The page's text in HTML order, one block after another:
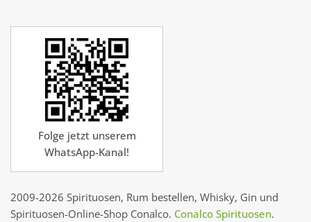
Folge jetzt unserem
WhatsApp-Kanal!
2009-2026 Spirituosen, Rum bestellen, Whisky, Gin und
Spirituosen-Online-Shop Conalco. Conalco Spirituosen.